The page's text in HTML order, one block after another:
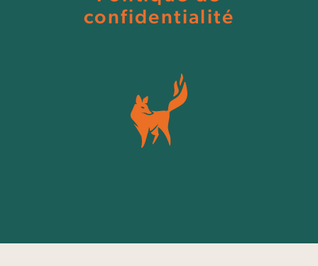
confidentialité